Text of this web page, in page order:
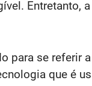
Entretanto,
para se referir
que é